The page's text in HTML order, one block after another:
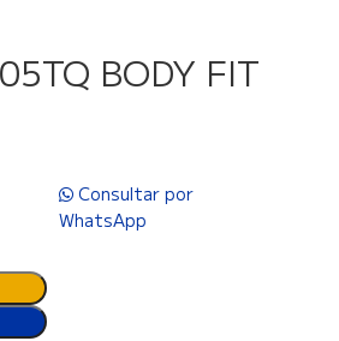
BODY FIT
Consultar por
WhatsApp